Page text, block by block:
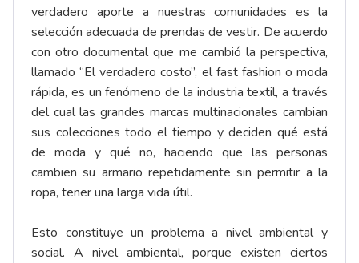
verdadero aporte a nuestras comunidades es la
selección adecuada de prendas de vestir. De acuerdo
con otro documental que me cambió la perspectiva,
llamado “El verdadero costo”, el fast fashion o moda
rápida, es un fenómeno de la industria textil, a través
del cual las grandes marcas multinacionales cambian
sus colecciones todo el tiempo y deciden qué está
de moda y qué no, haciendo que las personas
cambien su armario repetidamente sin permitir a la
ropa, tener una larga vida útil.
Esto constituye un problema a nivel ambiental y
social. A nivel ambiental, porque existen ciertos